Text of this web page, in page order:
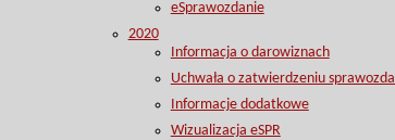
eSprawozdanie
2020
Informacja o darowiznach
Uchwała o zatwierdzeniu
Informacje dodatkowe
Wizualizacja eSPR